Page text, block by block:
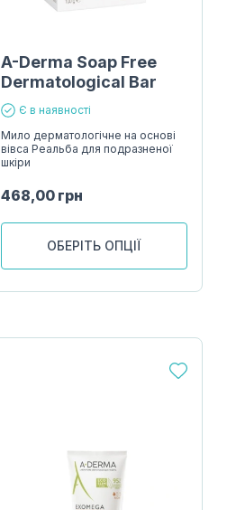
A-Derma Soap Free
Dermatological Bar
Є в наявності
Мило дерматологічне на основі
вівса Реальба для подразненої
шкіри
468,00 грн
ОБЕРІТЬ ОПЦІЇ